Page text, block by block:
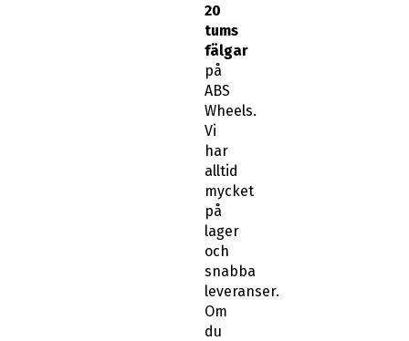
20
tums
fälgar
på
ABS
Wheels.
Vi
har
alltid
mycket
på
lager
och
snabba
leveranser.
Om
du